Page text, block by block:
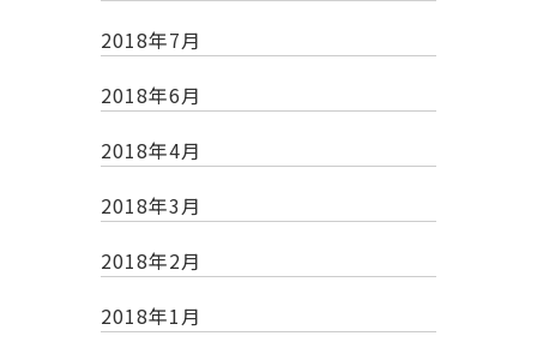
2018年7月
2018年6月
2018年4月
2018年3月
2018年2月
2018年1月